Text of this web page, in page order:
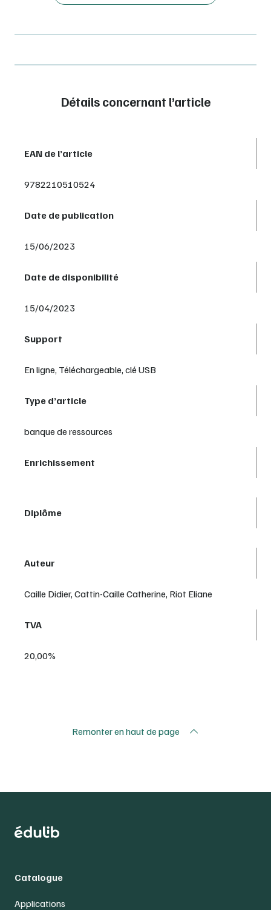
Détails concernant l’article
EAN de l’article
9782210510524
Date de publication
15/06/2023
Date de disponibilité
15/04/2023
Support
En ligne, Téléchargeable, clé USB
Type d’article
banque de ressources
Enrichissement
Diplôme
Auteur
Caille Didier, Cattin-Caille Catherine, Riot Eliane
TVA
20,00%
Remonter en haut de page
Catalogue
Applications